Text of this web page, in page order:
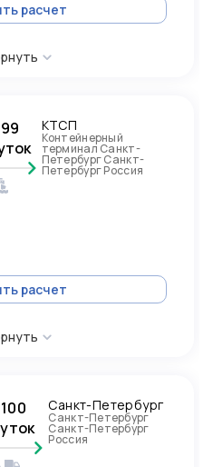
расчет
99
КТСП
Контейнерный
терминал Санкт-
Петербург Санкт-
Петербург Россия
расчет
100
Санкт-Петербург
Санкт-Петербург
Санкт-Петербург
Россия